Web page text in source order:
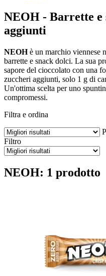
NEOH - Barrette e
aggiunti
NEOHè un marchio viennese
barrette e snack dolci. La sua
sapore del cioccolato con una
zuccheri aggiunti, solo 1 g di
Un'ottima scelta per uno
compromessi.
Filtra e ordina
Filtro
NEOH: 1 prodotto